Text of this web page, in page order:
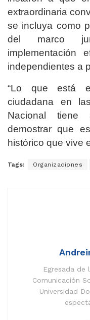
extraordinaria
se incluya como
del marco
implementación
independientes a
“Lo que está
ciudadana en
Nacional tiene
demostrar que
histórico que vive
Tags: Organizaciones
Egresada de
Comunicación
Universidad